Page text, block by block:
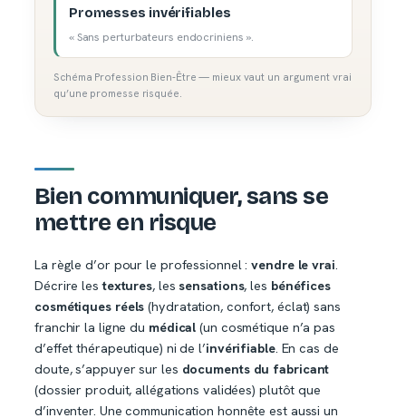
Promesses invérifiables
« Sans perturbateurs endocriniens ».
Schéma Profession Bien-Être — mieux vaut un argument vrai
qu’une promesse risquée.
Bien communiquer, sans se
mettre en risque
La règle d’or pour le professionnel :vendre le vrai.
Décrire lestextures, lessensations, les bénéfices
cosmétiques réels (hydratation, confort, éclat) sans
franchir la ligne du médical (un cosmétique n’a pas
d’effet thérapeutique) ni de l’invérifiable. En cas de
doute, s’appuyer sur les documents du fabricant
(dossier produit, allégations validées) plutôt que
d’inventer. Une communication honnête est aussi un